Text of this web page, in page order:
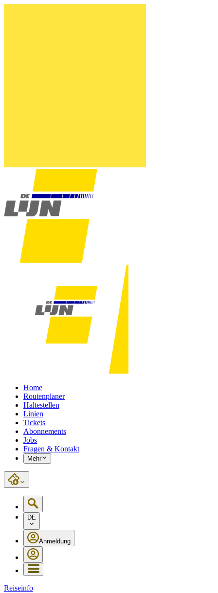
Home
Routenplaner
Haltestellen
Linien
Tickets
Abonnements
Jobs
Fragen & Kontakt
Mehr
DE
Anmeldung
Reiseinfo